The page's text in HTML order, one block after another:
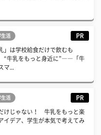
生活 PR
」は学校給食だけで飲むも
“牛乳をもっと身近に”――「牛
マ...
生活 PR
けじゃない！ 牛乳をもっと楽
イデア、学生が本気で考えてみ